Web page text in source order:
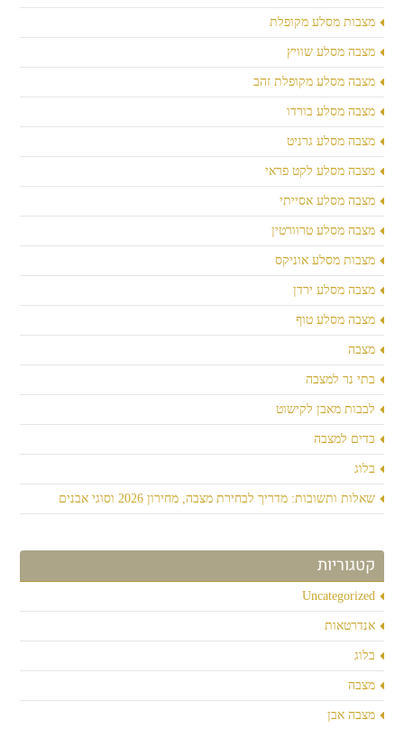
מצבות מסלע מקופלת
מצבה מסלע שוויץ
מצבה מסלע מקופלת זהב
מצבה מסלע בורדו
מצבה מסלע גרניט
מצבה מסלע לקט פראי
מצבה מסלע אסייתי
מצבה מסלע טרוורטין
מצבות מסלע אוניקס
מצבה מסלע ירדן
מצבה מסלע טוף
מצבה
בתי נר למצבה
לבבות מאבן לקישוט
כדים למצבה
בלוג
שאלות ותשובות: מדריך לבחירת מצבה, מחירון 2026 וסוגי אבנים
קטגוריות
Uncategorized
אנדרטאות
בלוג
מצבה
מצבה אבן